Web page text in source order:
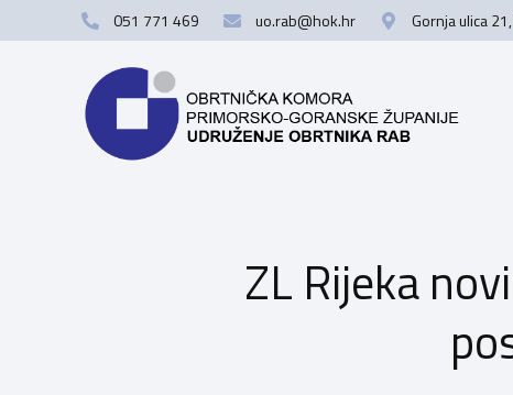
051 771 469 uo.rab@hok.hr Gornja ulica
ZL Rijeka